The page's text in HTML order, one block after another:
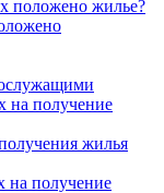
положено жилье?
на получение
жилья
на получение